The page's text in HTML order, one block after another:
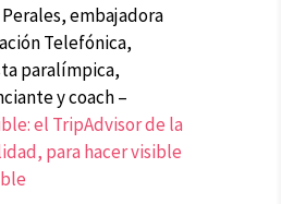
Perales, embajadora
Telefónica,
paralímpica,
y coach –
el TripAdvisor de la
para hacer visible